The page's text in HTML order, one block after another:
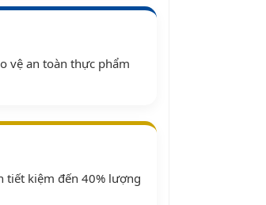
vệ an toàn thực phẩm
tiết kiệm đến 40% lượng